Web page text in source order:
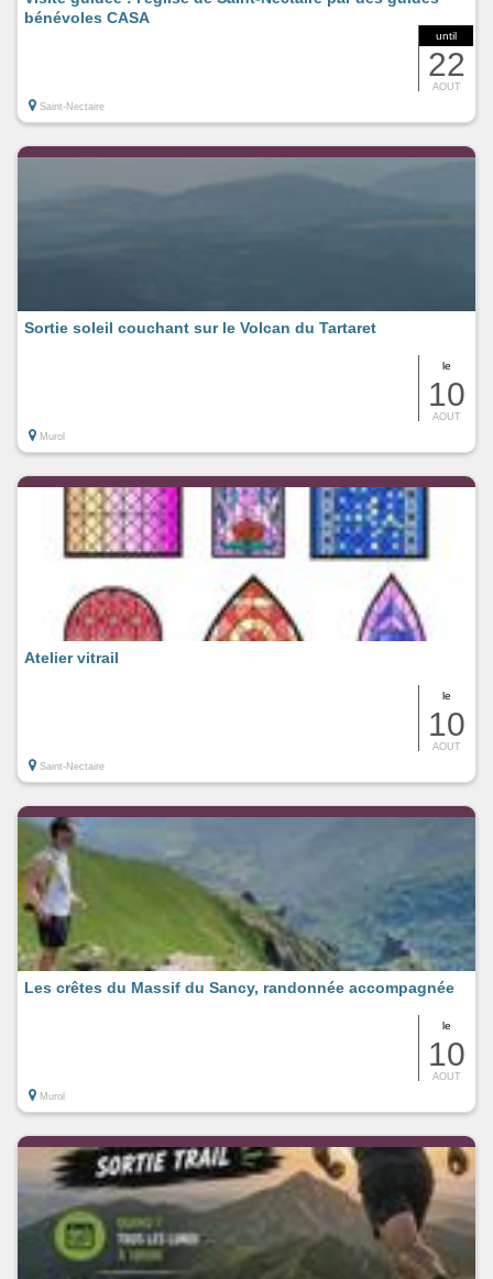
until
22
AOUT
bénévoles CASA
Saint-Nectaire
le
10
AOUT
Sortie soleil couchant sur le Volcan du Tartaret
Murol
le
10
AOUT
Atelier vitrail
Saint-Nectaire
le
10
AOUT
Les crêtes du Massif du Sancy, randonnée accompagnée
Murol